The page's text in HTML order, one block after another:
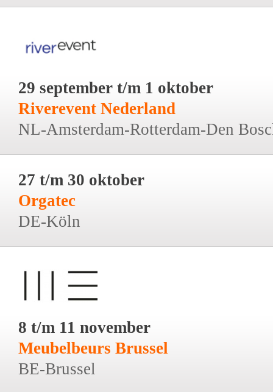
29 september t/m 1 oktober
Riverevent Nederland
NL-Amsterdam-Rotterdam-Den
27 t/m 30 oktober
Orgatec
DE-Köln
8 t/m 11 november
Meubelbeurs Brussel
BE-Brussel